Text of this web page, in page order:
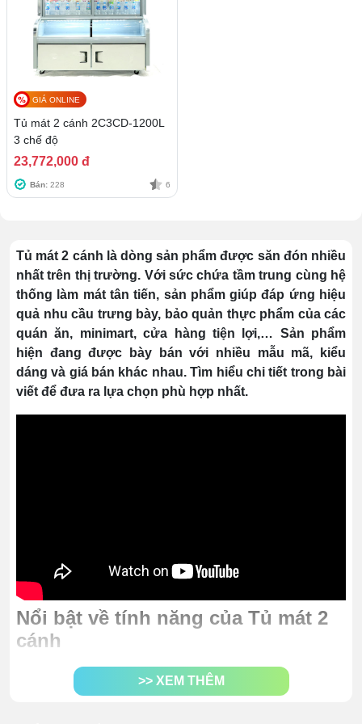
GIÁ ONLINE
Tủ mát 2 cánh 2C3CD-1200L
3 chế độ
23,772,000 đ
Bán: 228 6
Tủ mát 2 cánh là dòng sản phẩm được săn đón nhiều
nhất trên thị trường. Với sức chứa tầm trung cùng hệ
thống làm mát tân tiến, sản phẩm giúp đáp ứng hiệu
quả nhu cầu trưng bày, bảo quản thực phẩm của các
quán ăn, minimart, cửa hàng tiện lợi,… Sản phẩm
hiện đang được bày bán với nhiều mẫu mã, kiểu
dáng và giá bán khác nhau. Tìm hiểu chi tiết trong bài
viết để đưa ra lựa chọn phù hợp nhất.
Nổi bật về tính năng của Tủ mát 2
cánh
Công nghệ Ultra Cooling:Hệ thống làm lạnh đảm
bảo nhiệt độ duy trì đều trong khoang, giúp thực
>> XEM THÊM